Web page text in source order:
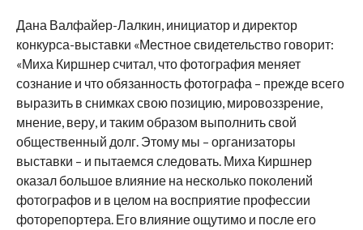
Дана Валфайер-Лалкин, инициатор и директор
конкурса-выставки «Местное свидетельство говорит:
«Миха Киршнер считал, что фотография меняет
сознание и что обязанность фотографа – прежде всего
выразить в снимках свою позицию, мировоззрение,
мнение, веру, и таким образом выполнить свой
общественный долг. Этому мы – организаторы
выставки – и пытаемся следовать. Миха Киршнер
оказал большое влияние на несколько поколений
фотографов и в целом на восприятие профессии
фоторепортера. Его влияние ощутимо и после его